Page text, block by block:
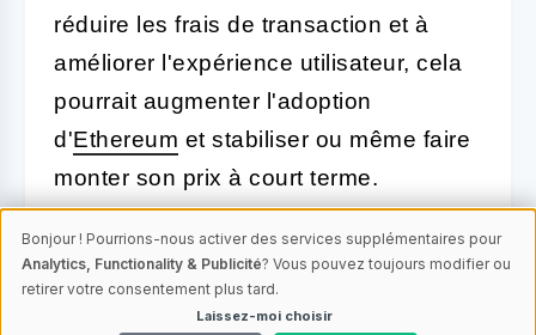
réduire les frais de transaction et à
améliorer l'expérience utilisateur, cela
pourrait augmenter l'adoption
d'Ethereum et stabiliser ou même faire
monter son prix à court terme.
En résumé, les prévisions de prix pour
Ethereum dans un avenir proche
dépendent d'une multitude de facteurs,
Bonjour ! Pourrions-nous activer des services supplémentaires pour
Analytics, Functionality & Publicité? Vous pouvez toujours modifier ou
retirer votre consentement plus tard.
Laissez-moi choisir